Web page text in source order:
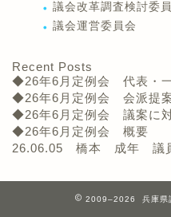
議会改革調査検討委
議会運営委員会
Recent Posts
◆26年6月定例会 代表・
◆26年6月定例会 会派提
◆26年6月定例会 議案に
◆26年6月定例会 概要
26.06.05 橋本 成年 議員
2009–2026 兵庫県